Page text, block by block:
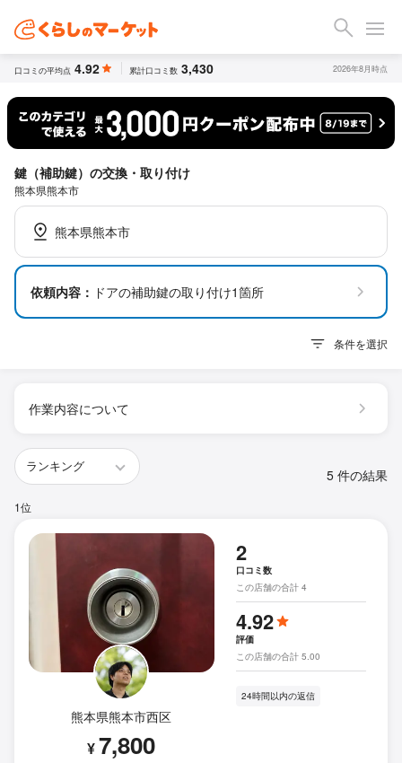
口コミの平均点 4.92 累計口コミ数 3,430 2026年8月時点
鍵（補助鍵）の交換・取り付け
熊本県熊本市
熊本県熊本市
依頼内容： ドアの補助鍵の取り付け1箇所
条件を選択
作業内容について
5 件の結果
1位
熊本県熊本市西区
¥7,800
2
口コミ数
この店舗の合計 4
4.92
評価
この店舗の合計 5.00
24時間以内の返信